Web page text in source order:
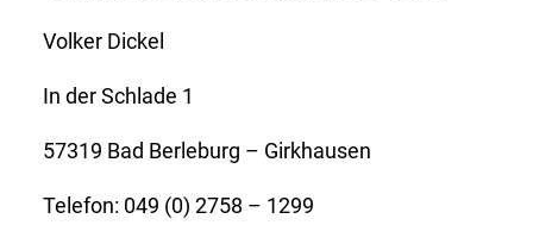
Volker Dickel
In der Schlade 1
57319 Bad Berleburg – Girkhausen
Telefon: 049 (0) 2758 – 1299